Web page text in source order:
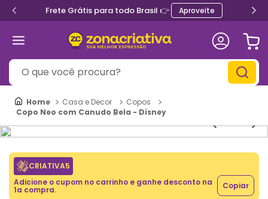
Frete Grátis para todo Brasil 👉 Aproveite
O que você procura?
Casa e Decor
Copos
Copo Neo com Canudo Bela - Disney
CRIATIVA5
Adicione o cupom no carrinho e ganhe desconto na
1a compra. Copiar